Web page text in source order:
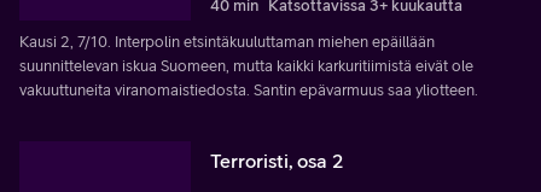
40 min Katsottavissa 3+ kuukautta
Kausi 2, 7/10. Interpolin etsintäkuuluttaman miehen epäillään
suunnittelevan iskua Suomeen, mutta kaikki karkuritiimistä eivät ole
vakuuttuneita viranomaistiedosta. Santin epävarmuus saa yliotteen.
Terroristi, osa 2